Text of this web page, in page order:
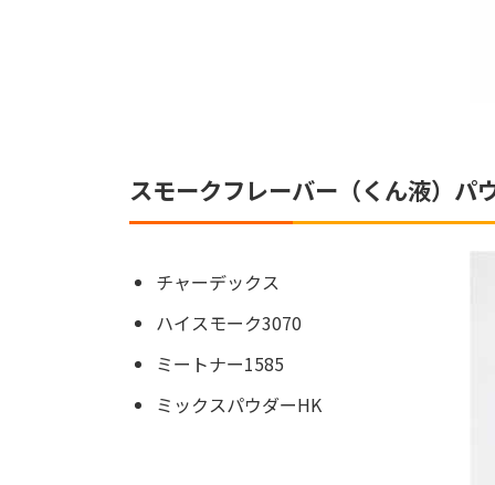
スモークフレーバー（くん液）パ
チャーデックス
ハイスモーク3070
ミートナー1585
ミックスパウダーHK